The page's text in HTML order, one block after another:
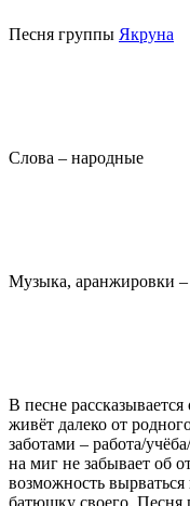
Песня группы Якруна
Слова – народные
Музыка, аранжировки
В песне
живёт далеко от
заботами – работа/
на миг не забывает об
возможность вырваться